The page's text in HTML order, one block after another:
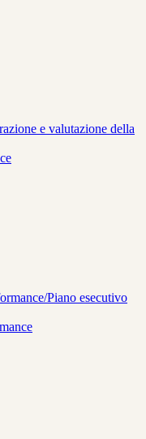
e valutazione della
Piano esecutivo